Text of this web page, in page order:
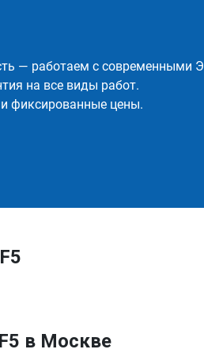
— работаем с современными
на все виды работ.
фиксированные цены.
в Москве